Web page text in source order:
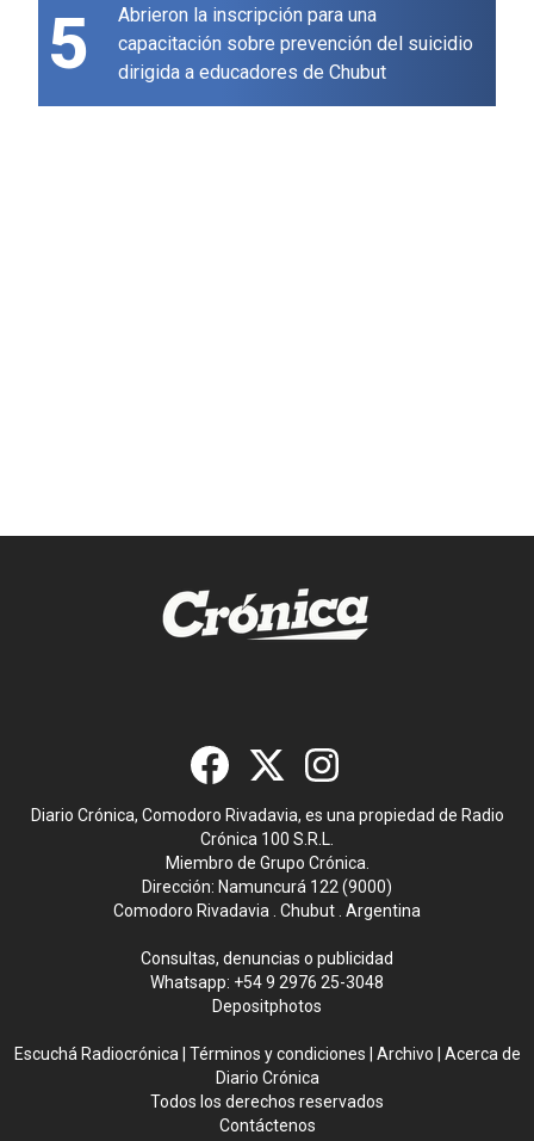
5
Abrieron la inscripción para una
capacitación sobre prevención del suicidio
dirigida a educadores de Chubut
Diario Crónica, Comodoro Rivadavia, es una propiedad de Radio
Crónica 100 S.R.L.
Miembro de Grupo Crónica.
Dirección: Namuncurá 122 (9000)
Comodoro Rivadavia . Chubut . Argentina
Consultas, denuncias o publicidad
Whatsapp: +54 9 2976 25-3048
Depositphotos
Escuchá Radiocrónica Términos y condiciones Archivo
Acerca de
Diario Crónica
Todos los derechos reservados
Contáctenos